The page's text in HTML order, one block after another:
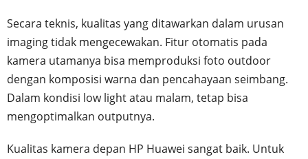
Secara teknis, kualitas yang ditawarkan dalam urusan
imaging tidak mengecewakan. Fitur otomatis pada
kamera utamanya bisa memproduksi foto outdoor
dengan komposisi warna dan pencahayaan seimbang.
Dalam kondisi low light atau malam, tetap bisa
mengoptimalkan outputnya.
Kualitas kamera depan HP Huawei sangat baik. Untuk